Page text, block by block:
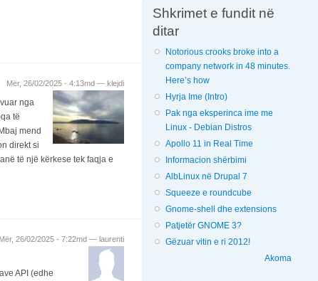
Mër, 26/02/2025 - 4:13md — klejdi
nga
të
mend
direkt si
të një kërkese tek faqja e
Mër, 26/02/2025 - 7:22md — laurenti
API (edhe
Shkrimet e fundit në
ditar
Notorious crooks broke into a
company network in 48 minutes.
Here’s how
Hyrja Ime (Intro)
Pak nga eksperinca ime me
Linux - Debian Distros
Apollo 11 in Real Time
Informacion shërbimi
AlbLinux në Drupal 7
Squeeze e roundcube
Gnome-shell dhe extensions
Patjetër GNOME 3?
Gëzuar vitin e ri 2012!
Akoma